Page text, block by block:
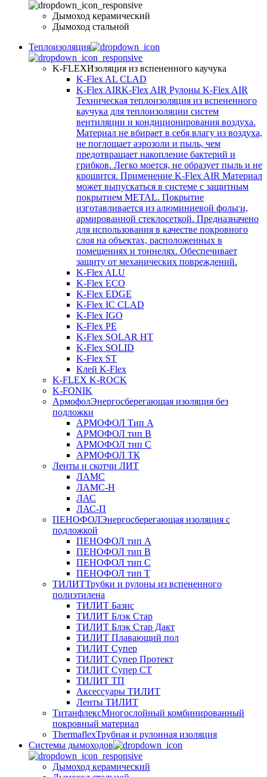
Дымоход керамический
Дымоход стальной
Теплоизоляция
K-FLEXИзоляция из вспененного каучука
K-Flex AL CLAD
K-Flex AIRK-Flex AIR Рулоны K-Flex AIR
Техническая теплоизоляция из вспененного
каучука для теплоизоляции систем
вентиляции и кондиционирования воздуха.
Материал не вбирает в себя влагу из воздуха,
не поглощает аэрозоли и пыль, чем
предотвращает накопление бактерий и
грибков. Легко моется, не образует пыль и не
крошится. Применение K-Flex AIR Материал
может выпускаться в системе c защитным
покрытием METAL. Покрытие
изготавливается из алюминиевой фольги,
армированной стеклосеткой. Предназначено
для использования в качестве покровного
слоя на объектах, расположенных в
помещениях и тоннелях. Обеспечивает
защиту от механических повреждений.
K-Flex ALU
K-Flex ECO
K-Flex EDGE
K-Flex IC CLAD
K-Flex IGO
K-Flex PE
K-Flex SOLAR HT
K-Flex SOLID
K-Flex ST
Клей K-Flex
K-FLEX K-ROCK
K-FONIK
АрмофолЭнергосберегающая изоляция без
подложки
АРМОФОЛ Тип А
АРМОФОЛ тип В
АРМОФОЛ тип C
АРМОФОЛ ТК
Ленты и скотчи ЛИТ
ЛАМС
ЛАМС-Н
ЛАС
ЛАС-П
ПЕНОФОЛЭнергосберегающая изоляция с
подложкой
ПЕНОФОЛ тип А
ПЕНОФОЛ тип B
ПЕНОФОЛ тип C
ПЕНОФОЛ тип T
ТИЛИТТрубки и рулоны из вспененного
полиэтилена
ТИЛИТ Базис
ТИЛИТ Блэк Стар
ТИЛИТ Блэк Стар Дакт
ТИЛИТ Плавающий пол
ТИЛИТ Супер
ТИЛИТ Супер Протект
ТИЛИТ Супер СТ
ТИЛИТ ТП
Аксессуары ТИЛИТ
Ленты ТИЛИТ
ТитанфлексМногослойный комбинированный
покровный материал
ThermaflexТрубная и рулонная изоляция
Cистемы дымоходов
Дымоход керамический